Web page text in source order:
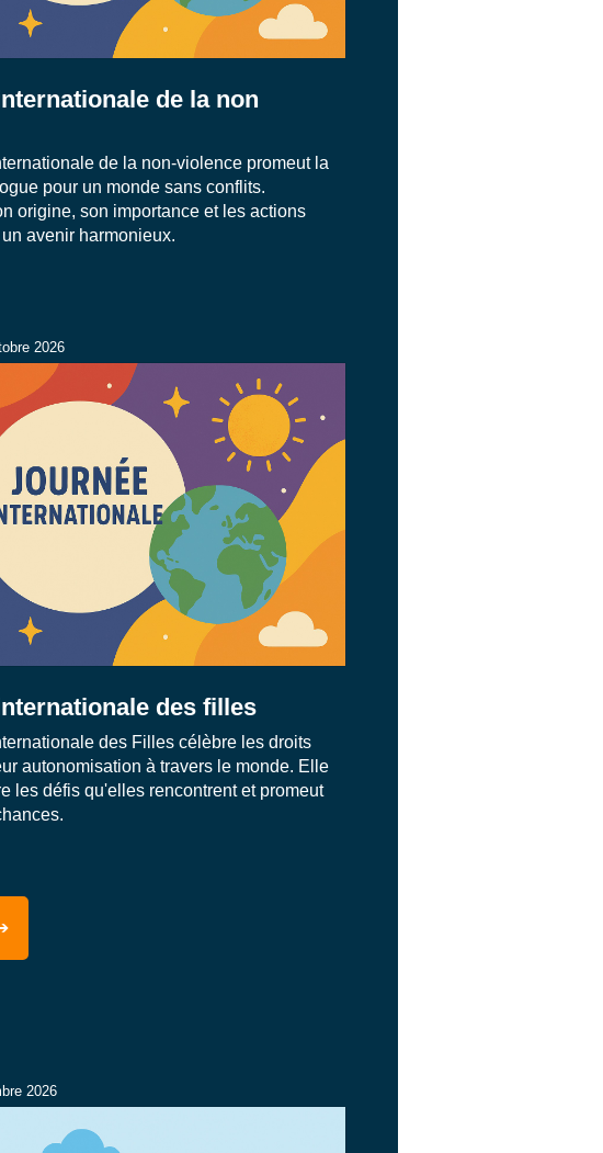
de la non
de la non-violence promeut la
pour un monde sans conflits.
origine, son importance et les actions
avenir harmonieux.
2026
des filles
des Filles célèbre les droits
autonomisation à travers le monde. Elle
les défis qu'elles rencontrent et promeut
2026